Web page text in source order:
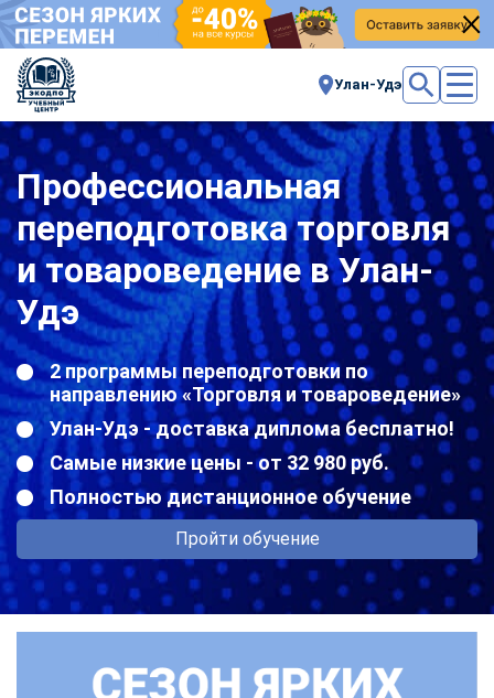
Улан-Удэ
Профессиональная
переподготовка торговля
и товароведение в Улан-
Удэ
2 программы переподготовки по
направлению «Торговля и товароведение»
Улан-Удэ - доставка диплома бесплатно!
Самые низкие цены - от 32 980 руб.
Полностью дистанционное обучение
Пройти обучение